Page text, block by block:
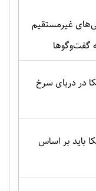
غیرمستقیم
گفت‌وگوها
در دریای سرخ
باید بر اساس